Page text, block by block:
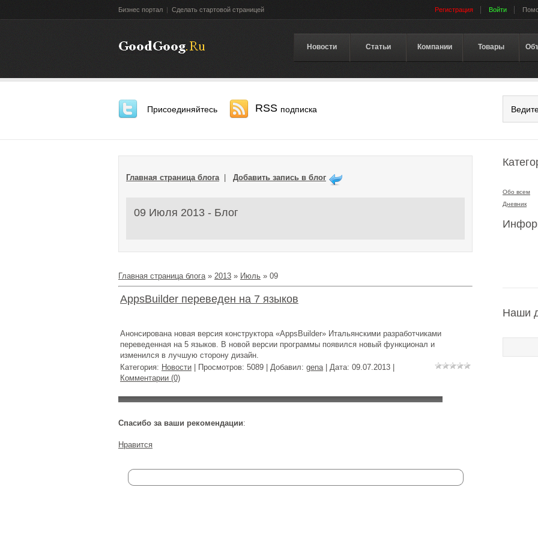
Бизнес портал | Сделать стартовой страницей Регистрация Войти
Новости Статьи Компании Товары
Присоединяйтесь RSS подписка
Главная страница блога| Добавить запись в блог
09 Июля 2013 - Блог
Главная страница блога» 2013 » Июль » 09
AppsBuilder переведен на 7 языков
Анонсирована новая версия конструктора «AppsBuilder» Итальянскими разработчиками
переведенная на 5 языков. В новой версии программы появился новый функционал и
изменился в лучшую сторону дизайн.
Категория: Новости | Просмотров: 5089 | Добавил: gena| Дата: 09.07.2013
Комментарии (0)
Спасибо за ваши рекомендации:
Нравится
Обо всем
Дневник
Наши